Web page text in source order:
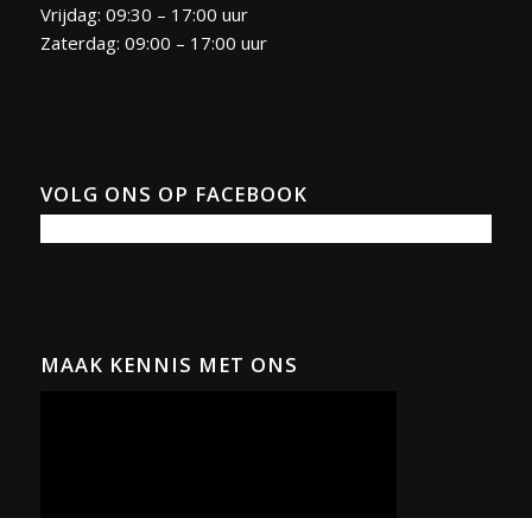
Vrijdag: 09:30 – 17:00 uur
Zaterdag: 09:00 – 17:00 uur
VOLG ONS OP FACEBOOK
MAAK KENNIS MET ONS